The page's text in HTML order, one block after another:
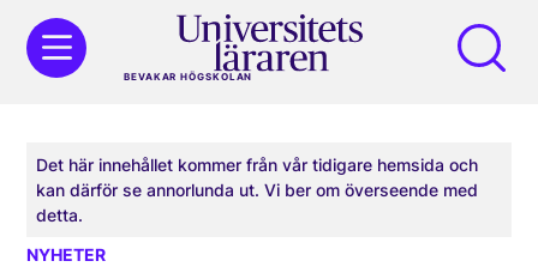
BEVAKAR HÖGSKOLAN
Det här innehållet kommer från vår tidigare hemsida och
kan därför se annorlunda ut. Vi ber om överseende med
detta.
NYHETER